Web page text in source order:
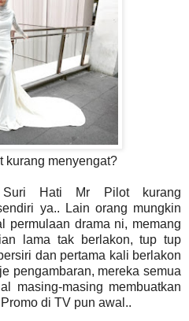
kurang menyengat?
Suri Hati Mr Pilot kurang
ya.. Lain orang mungkin
permulaan drama ni, memang
lama tak berlakon, tup tup
dan pertama kali berlakon
pengambaran, mereka semua
masing-masing membuatkan
di TV pun awal..